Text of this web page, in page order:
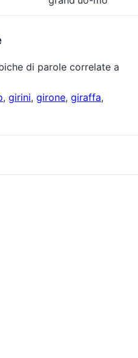
di parole correlate a
, girini, girone, giraffa,